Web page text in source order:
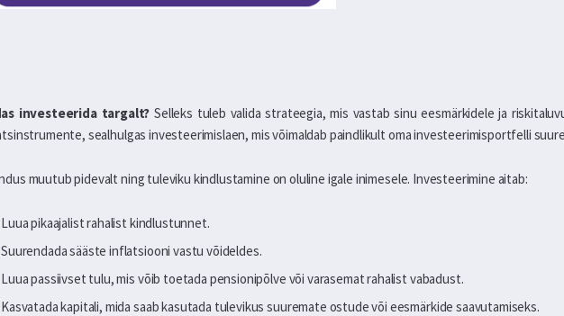
investeerida targalt? Selleks tuleb valida strateegia, mis vastab sinu eesmärkidele ja
sealhulgas investeerimislaen, mis võimaldab paindlikult oma investeerimisportfelli
muutub pidevalt ning tuleviku kindlustamine on oluline igale inimesele. Investeerimine aitab:
Luua pikaajalist rahalist kindlustunnet.
Suurendada sääste inflatsiooni vastu võideldes.
Luua passiivset tulu, mis võib toetada pensionipõlve või varasemat rahalist vabadust.
Kasvatada kapitali, mida saab kasutada tulevikus suuremate ostude või eesmärkide saavutamiseks.